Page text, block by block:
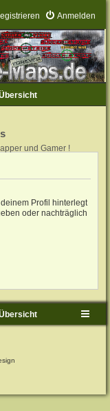
Anmelden
und Gamer !
Profil hinterlegt
oder nachträglich